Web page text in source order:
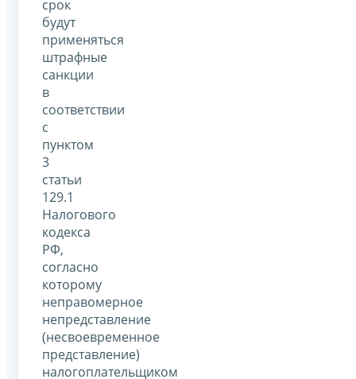
срок
будут
применяться
штрафные
санкции
в
соответствии
с
пунктом
3
статьи
129.1
Налогового
кодекса
РФ,
согласно
которому
неправомерное
непредставление
(несвоевременное
представление)
налогоплательщиком